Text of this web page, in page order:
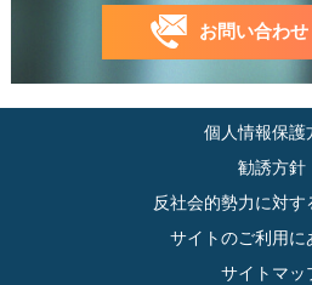
お問い合わ
個人情報保護
勧誘方針
反社会的勢力に対す
サイトのご利用に
サイトマッ